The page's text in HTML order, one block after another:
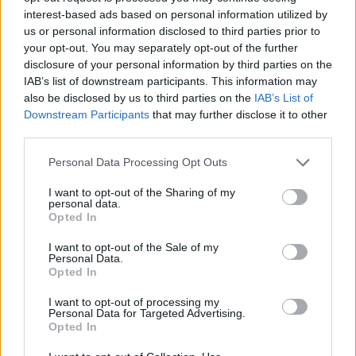
interest-based ads based on personal information utilized by
us or personal information disclosed to third parties prior to
your opt-out. You may separately opt-out of the further
disclosure of your personal information by third parties on the
IAB’s list of downstream participants. This information may
also be disclosed by us to third parties on the IAB’s List of
Downstream Participants that may further disclose it to other
Personal Data Processing Opt Outs
I want to opt-out of the Sharing of my
personal data.
Opted In
I want to opt-out of the Sale of my
Personal Data.
Opted In
I want to opt-out of processing my
Personal Data for Targeted Advertising.
Opted In
βαριών νομικών χτυπημάτωνγια τον τεχνολογικό
κολοσσό.Υπενθυμίζεται η«καμπάνα» των 425 εκατ. δολ.
που επέβαλε ομοσπονδιακό δικαστήριο στο Σαν
Φρανσίσκο, γιαπαραβίαση ιδιωτικότητας σε 98 εκατ.
συσκευές την περίοδο 2016–2024. Η Google, που έχει
ήδη ανακοινώσει ότι θα ασκήσει έφεση και στις δύο
περιπτώσεις, βρίσκεται πλέον στο επίκεντρο
ταυτόχρονων υποθέσεων τόσο στην Ευρώπη όσο και στις
Το νέο πρόστιμο των
την υπόθεσηAndroid , αλλά υψηλότερο από τα
2,42 δισ.
του 2017 για την υπηρεσία σύγκρισης τιμών.
Παράλληλα, στις ΗΠΑ έχει προγραμματιστεί για τις